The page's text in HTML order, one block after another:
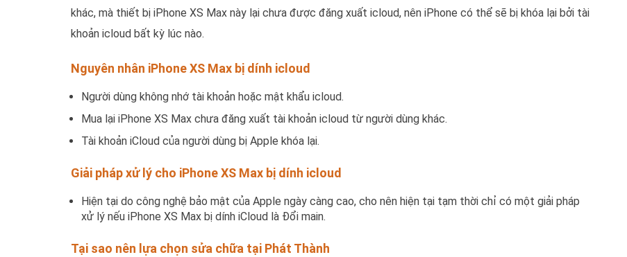
khác, mà thiết bị iPhone XS Max này lại chưa được đăng xuất icloud, nên iPhone có thể sẽ bị khóa lại bởi tài
khoản icloud bất kỳ lúc nào.
Nguyên nhân iPhone XS Max bị dính icloud
Người dùng không nhớ tài khoản hoặc mật khẩu icloud.
Mua lại iPhone XS Max chưa đăng xuất tài khoản icloud từ người dùng khác.
Tài khoản iCloud của người dùng bị Apple khóa lại.
Giải pháp xử lý cho iPhone XS Max bị dính icloud
Hiện tại do công nghệ bảo mật của Apple ngày càng cao, cho nên hiện tại tạm thời chỉ có một giải pháp
xử lý nếu iPhone XS Max bị dính iCloud là Đổi main.
Tại sao nên lựa chọn sửa chữa tại Phát Thành